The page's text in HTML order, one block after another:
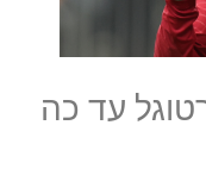
עד כה